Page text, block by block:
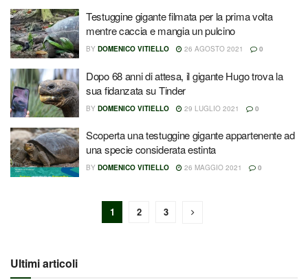
Testuggine gigante filmata per la prima volta
mentre caccia e mangia un pulcino
BY DOMENICO VITIELLO 26 AGOSTO 2021 0
Dopo 68 anni di attesa, il gigante Hugo trova la
sua fidanzata su Tinder
BY DOMENICO VITIELLO 29 LUGLIO 2021 0
Scoperta una testuggine gigante appartenente ad
una specie considerata estinta
BY DOMENICO VITIELLO 26 MAGGIO 2021 0
1 2 3
Ultimi articoli